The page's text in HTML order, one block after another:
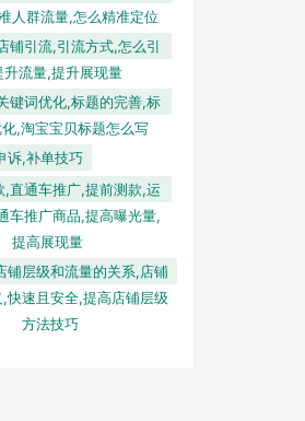
人群流量,怎么精准定位
铺引流,引流方式,怎么引
升流量,提升展现量
键词优化,标题的完善,标
,淘宝宝贝标题怎么写
诉,补单技巧
,直通车推广,提前测款,运
车推广商品,提高曝光量,
提高展现量
铺层级和流量的关系,店铺
快速且安全,提高店铺层级
方法技巧